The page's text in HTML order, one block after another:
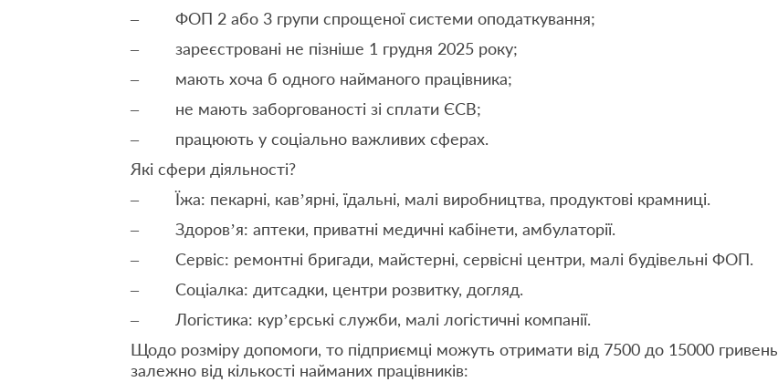
– ФОП 2 або 3 групи спрощеної системи оподаткування;
– зареєстровані не пізніше 1 грудня 2025 року;
– мають хоча б одного найманого працівника;
– не мають заборгованості зі сплати ЄСВ;
– працюють у соціально важливих сферах.
Які сфери діяльності?
– Їжа: пекарні, кав’ярні, їдальні, малі виробництва, продуктові крамниці.
– Здоров’я: аптеки, приватні медичні кабінети, амбулаторії.
– Сервіс: ремонтні бригади, майстерні, сервісні центри, малі будівельні ФОП.
– Соціалка: дитсадки, центри розвитку, догляд.
– Логістика: кур’єрські служби, малі логістичні компанії.
Щодо розміру допомоги, то підприємці можуть отримати від 7500 до 15000 гривень
залежно від кількості найманих працівників: